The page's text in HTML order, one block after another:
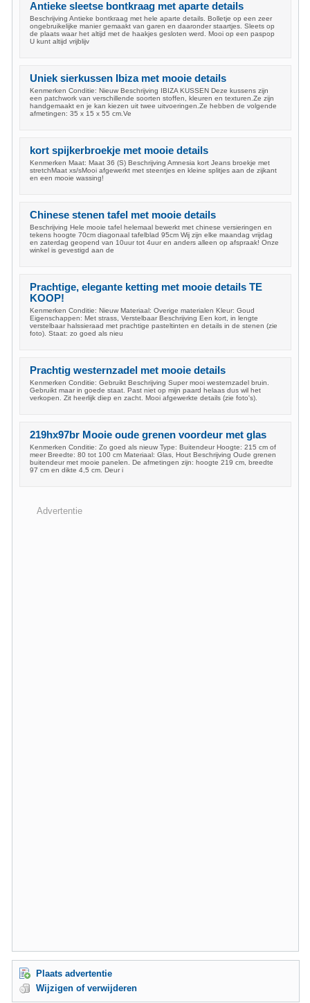
Antieke sleetse bontkraag met aparte details
Beschrijving Antieke bontkraag met hele aparte details. Bolletje op een zeer
ongebruikelijke manier gemaakt van garen en daaronder staartjes. Sleets op
de plaats waar het altijd met de haakjes gesloten werd. Mooi op een paspop
U kunt altijd vrijblijv
Uniek sierkussen Ibiza met mooie details
Kenmerken Conditie: Nieuw Beschrijving IBIZA KUSSEN Deze kussens zijn
een patchwork van verschillende soorten stoffen, kleuren en texturen.Ze zijn
handgemaakt en je kan kiezen uit twee uitvoeringen.Ze hebben de volgende
afmetingen: 35 x 15 x 55 cm.Ve
kort spijkerbroekje met mooie details
Kenmerken Maat: Maat 36 (S) Beschrijving Amnesia kort Jeans broekje met
stretchMaat xs/sMooi afgewerkt met steentjes en kleine splitjes aan de zijkant
en een mooie wassing!
Chinese stenen tafel met mooie details
Beschrijving Hele mooie tafel helemaal bewerkt met chinese versieringen en
tekens hoogte 70cm diagonaal tafelblad 95cm Wij zijn elke maandag vrijdag
en zaterdag geopend van 10uur tot 4uur en anders alleen op afspraak! Onze
winkel is gevestigd aan de
Prachtige, elegante ketting met mooie details TE
KOOP!
Kenmerken Conditie: Nieuw Materiaal: Overige materialen Kleur: Goud
Eigenschappen: Met strass, Verstelbaar Beschrijving Een kort, in lengte
verstelbaar halssieraad met prachtige pasteltinten en details in de stenen (zie
foto). Staat: zo goed als nieu
Prachtig westernzadel met mooie details
Kenmerken Conditie: Gebruikt Beschrijving Super mooi westernzadel bruin.
Gebruikt maar in goede staat. Past niet op mijn paard helaas dus wil het
verkopen. Zit heerlijk diep en zacht. Mooi afgewerkte details (zie foto's).
219hx97br Mooie oude grenen voordeur met glas
Kenmerken Conditie: Zo goed als nieuw Type: Buitendeur Hoogte: 215 cm of
meer Breedte: 80 tot 100 cm Materiaal: Glas, Hout Beschrijving Oude grenen
buitendeur met mooie panelen. De afmetingen zijn: hoogte 219 cm, breedte
97 cm en dikte 4,5 cm. Deur i
Advertentie
Plaats advertentie
Wijzigen of verwijderen